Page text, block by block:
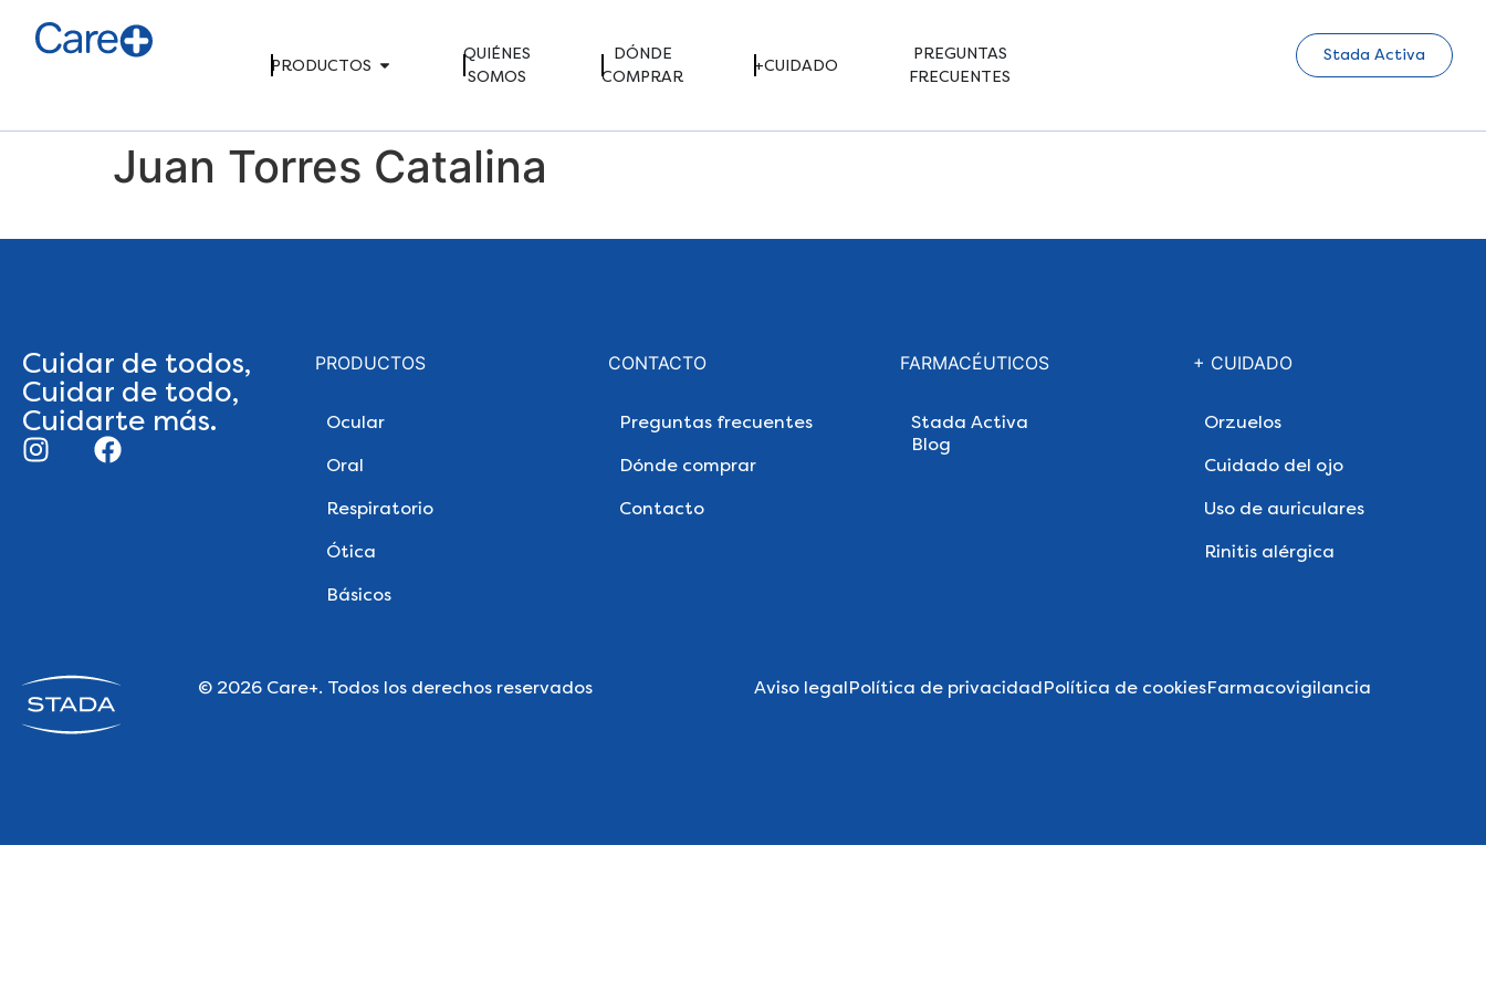
PRODUCTOS
QUIÉNES
SOMOS
DÓNDE
COMPRAR
+CUIDADO
PREGUNTAS
FRECUENTES
Stada Activa
Juan Torres Catalina
Cuidar de todos,
Cuidar de todo,
Cuidarte más.
PRODUCTOS
Ocular
Oral
Respiratorio
Ótica
Básicos
CONTACTO
Preguntas frecuentes
Dónde comprar
Contacto
FARMACÉUTICOS
Stada Activa
Blog
+ CUIDADO
Orzuelos
Cuidado del ojo
Uso de auriculares
Rinitis alérgica
© 2026 Care+. Todos los derechos reservados Aviso legalPolítica de privacidadPolítica de cookiesFarmacovigilancia